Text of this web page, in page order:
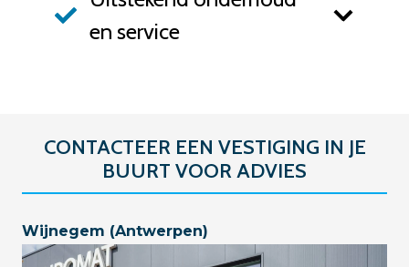
en service
CONTACTEER EEN VESTIGING IN JE
BUURT VOOR ADVIES
Wijnegem (Antwerpen)